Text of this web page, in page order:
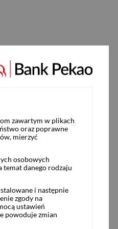
zawartym w plikach
oraz poprawne
mierzyć
osobowych
temat danego rodzaju
i następnie
zgody na
ustawień
powoduje zmian